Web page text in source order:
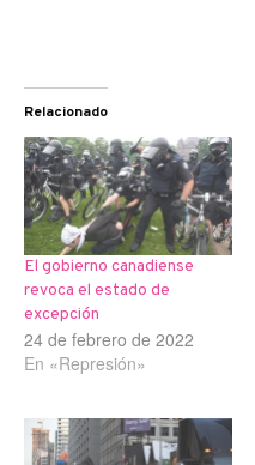
Relacionado
El gobierno canadiense
revoca el estado de
excepción
24 de febrero de 2022
En «Represión»